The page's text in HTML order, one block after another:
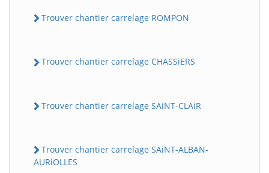
Trouver chantier carrelage ROMPON
Trouver chantier carrelage CHASSiERS
Trouver chantier carrelage SAiNT-CLAiR
Trouver chantier carrelage SAiNT-ALBAN-
AURiOLLES